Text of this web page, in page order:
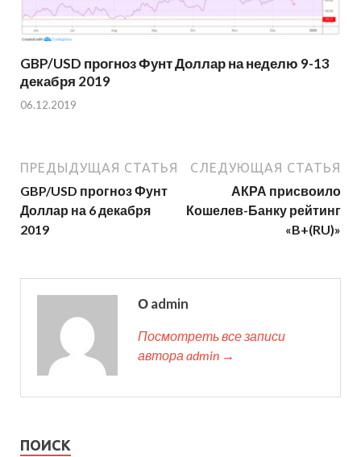
GBP/USD прогноз Фунт Доллар на неделю 9-13
декабря 2019
06.12.2019
ПРЕДЫДУЩАЯ СТАТЬЯ
GBP/USD прогноз Фунт
Доллар на 6 декабря
2019
СЛЕДУЮЩАЯ СТАТЬЯ
АКРА присвоило
Кошелев-Банку рейтинг
«B+(RU)»
О admin
Посмотреть все записи
автора admin →
ПОИСК